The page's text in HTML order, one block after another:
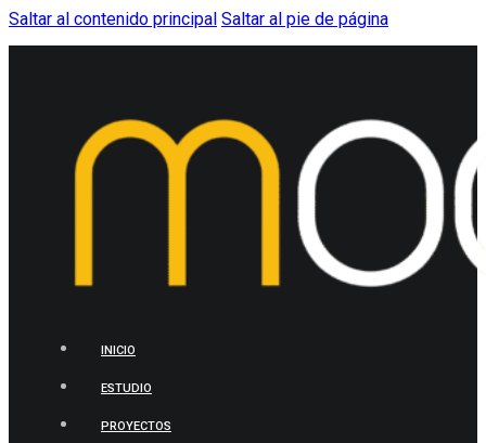
Saltar al contenido principal Saltar al pie de página
INICIO
ESTUDIO
PROYECTOS